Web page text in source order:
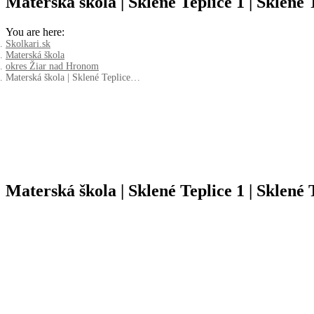
You are here:
Skolkari.sk
Materská škola
okres Žiar nad Hronom
Materská škola | Sklené Teplice…
Materská škola | Sklené Teplice 1 | Sklené